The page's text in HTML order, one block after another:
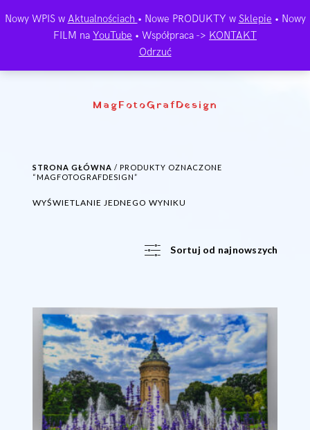
MagFotoGrafDesign
STRONA GŁÓWNA / PRODUKTY OZNACZONE
“MAGFOTOGRAFDESIGN”
WYŚWIETLANIE JEDNEGO WYNIKU
Sortuj od najnowszych
Nowy WPIS w Aktualnościach • Nowe PRODUKTY w Sklepie • Nowy
FILM na YouTube • Współpraca -> KONTAKT
Odrzuć